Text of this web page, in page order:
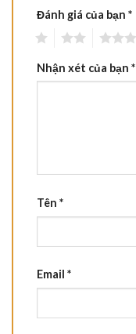
Đánh giá của bạn *
Nhận xét của bạn *
Tên *
Email *